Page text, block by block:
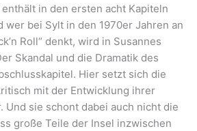
enthält in den ersten acht Kapiteln
wer bei Sylt in den 1970er Jahren an
Roll“ denkt, wird in Susannes
Skandal und die Dramatik des
Hier setzt sich die
mit der Entwicklung ihrer
Und sie schont dabei auch nicht die
große Teile der Insel inzwischen